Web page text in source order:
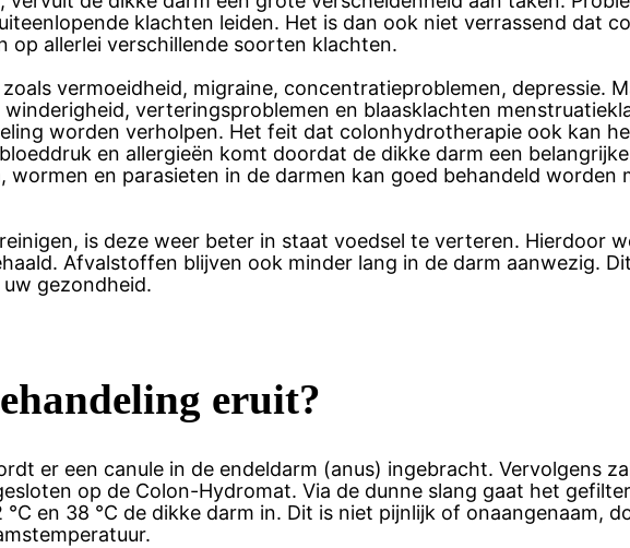
klachten leiden. Het is dan ook niet verrassend dat
op allerlei verschillende soorten klachten.
vermoeidheid, migraine, concentratieproblemen, depressie.
verteringsproblemen en blaasklachten
worden verholpen. Het feit dat colonhydrotherapie ook kan
en allergieën komt doordat de dikke darm een
wormen en parasieten in de darmen kan goed behandeld worden
is deze weer beter in staat voedsel te verteren. Hierdoor
Afvalstoffen blijven ook minder lang in de darm aanwezig.
gezondheid.
eruit?
er een canule in de endeldarm (anus) ingebracht. Vervolgens
op de Colon-Hydromat. Via de dunne slang gaat het
en 38 °C de dikke darm in. Dit is niet pijnlijk of onaangenaam,